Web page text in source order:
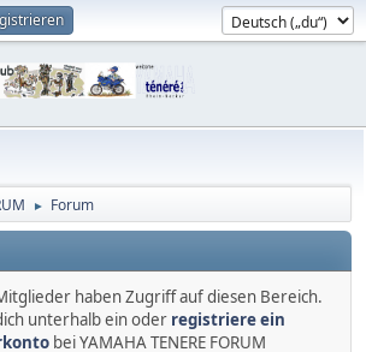
► Forum
haben Zugriff auf diesen Bereich.
unterhalb ein oder registriere ein
bei YAMAHA TENERE FORUM